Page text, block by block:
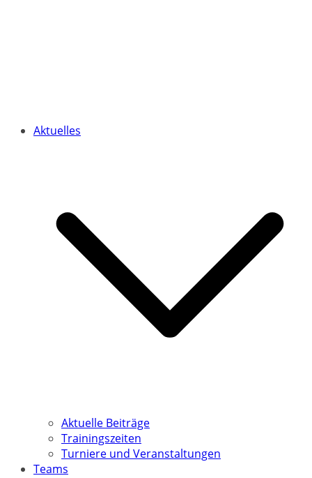
Aktuelles
Aktuelle Beiträge
Trainingszeiten
Turniere und Veranstaltungen
Teams